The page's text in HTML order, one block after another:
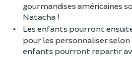
gourmandises américaines
Natacha !
Les enfants pourront
pour les personnaliser selon
enfants pourront repartir